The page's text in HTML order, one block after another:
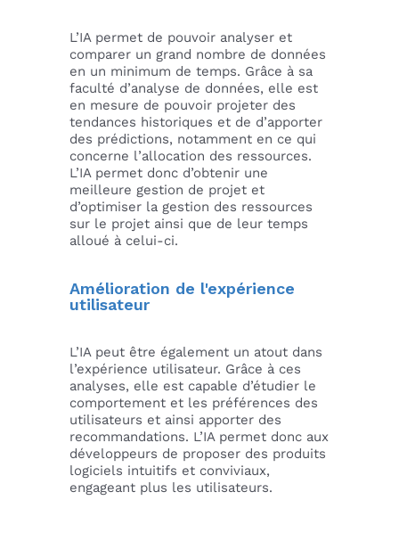
L’IA permet de pouvoir analyser et
comparer un grand nombre de données
en un minimum de temps. Grâce à sa
faculté d’analyse de données, elle est
en mesure de pouvoir projeter des
tendances historiques et de d’apporter
des prédictions, notamment en ce qui
concerne l’allocation des ressources.
L’IA permet donc d’obtenir une
meilleure gestion de projet et
d’optimiser la gestion des ressources
sur le projet ainsi que de leur temps
alloué à celui-ci.
Amélioration de l'expérience
utilisateur
L’IA peut être également un atout dans
l’expérience utilisateur. Grâce à ces
analyses, elle est capable d’étudier le
comportement et les préférences des
utilisateurs et ainsi apporter des
recommandations. L’IA permet donc aux
développeurs de proposer des produits
logiciels intuitifs et conviviaux,
engageant plus les utilisateurs.